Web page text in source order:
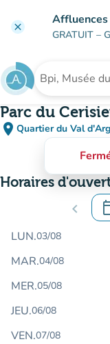
clear Affluences
GRATUIT –
Rechercher un
Parc du
place Quartier du Val
Horaires
chevron_left .
LUN.03/08
MAR.04/08
MER.05/08
JEU.06/08
VEN.07/08